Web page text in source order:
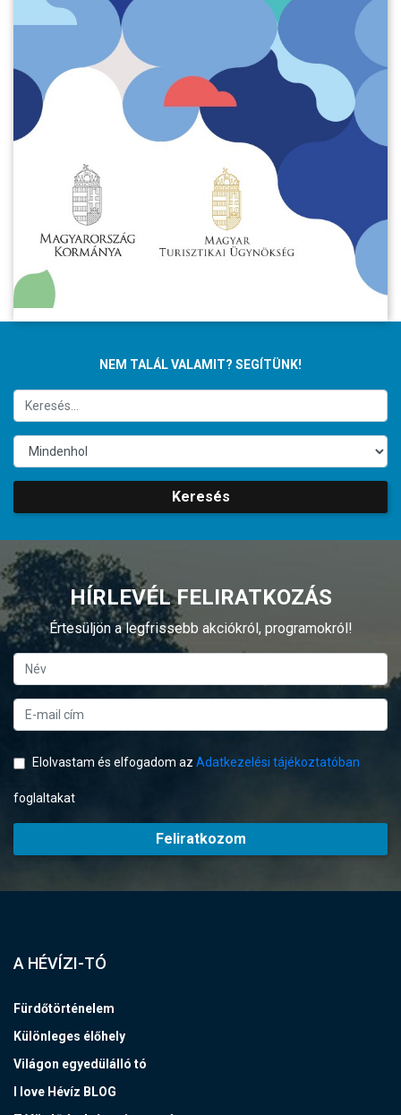
NEM TALÁL VALAMIT? SEGÍTÜNK!
Keresés
HÍRLEVÉL FELIRATKOZÁS
Értesüljön a legfrissebb akciókról, programokról!
Elolvastam és elfogadom az Adatkezelési tájékoztatóban
foglaltakat
Feliratkozom
A HÉVÍZI-TÓ
Fürdőtörténelem
Különleges élőhely
Világon egyedülálló tó
I love Hévíz BLOG